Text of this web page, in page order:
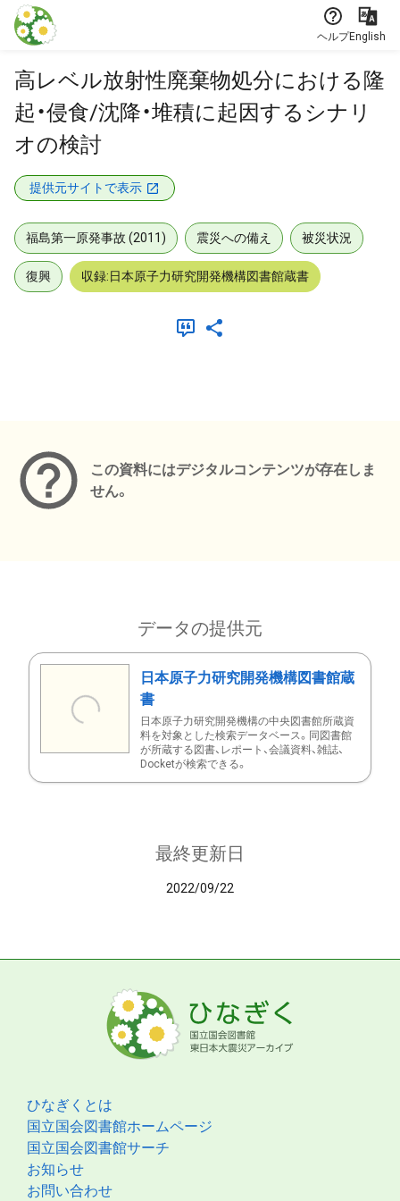
本文に飛ぶ
ヘルプEnglish
高レベル放射性廃棄物処分における隆
起・侵食/沈降・堆積に起因するシナリ
オの検討
提供元サイトで表示
福島第一原発事故 (2011) 震災への備え 被災状況
復興 収録:日本原子力研究開発機構図書館蔵書
この資料にはデジタルコンテンツが存在しま
せん。
データの提供元
日本原子力研究開発機構図書館蔵
書
日本原子力研究開発機構の中央図書館所蔵資
料を対象とした検索データベース。同図書館
が所蔵する図書、レポート、会議資料、雑誌、
Docketが検索できる。
最終更新日
2022/09/22
ひなぎくとは
国立国会図書館ホームページ
国立国会図書館サーチ
お知らせ
お問い合わせ